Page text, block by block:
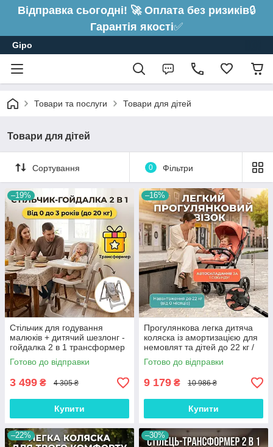
Відправка сьогодні! 🚀 Оплата без ризиків🔒
Гарантія якості✅
Gipo
Товари та послуги Товари для дітей
Товари для дітей
Сортування 0 Фільтри
–19%
Стільчик для годування
малюків + дитячий шезлонг -
гойдалка 2 в 1 трансформер
для комфортного годування
із екошкіри
Готово до відправки
3 499 ₴ 4 305 ₴
Купити
–16%
Прогулянкова легка дитяча
коляска із амортизацією для
немовлят та дітей до 22 кг /
складний дитячий візок з
автоскладанням рожевий
Готово до відправки
9 179 ₴ 10 986 ₴
Купити
–22% –30%